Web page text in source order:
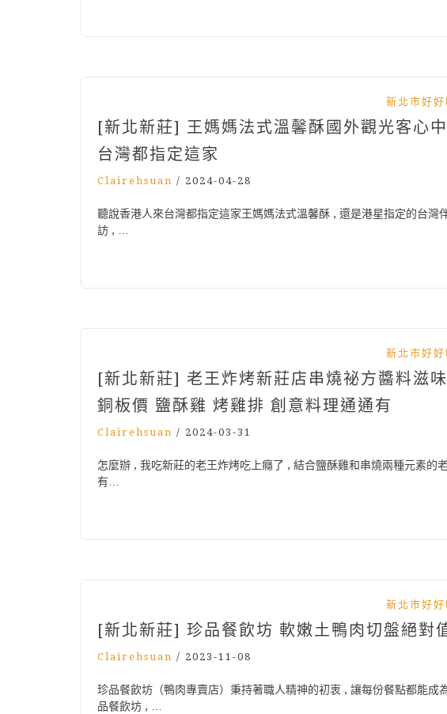
新北市好好
[新北新莊] 王媽媽法式溫馨酥國外觀光客心
台灣都指定這家
Clairehsuan / 2024-04-28
聽說香港人來台灣都指定這家王媽媽法式溫馨酥​ , 還是港星指定的台
訪 , …
新北市好好
[新北新莊] 老王炸烤新莊店串燒祕方醬料滋
銅板價 鹽酥雞 烤雞排 創意料理通通有
Clairehsuan / 2024-03-31
怎麼辦 , 我吃新莊的老王炸烤吃上癮了 , 結合鹽酥雞和串燒兩種元素的
有…
新北市好好
[新北新莊] 珍品餐飲坊 軟嫩土鴨肉切盤絕對
Clairehsuan / 2023-11-08
珍品餐飲坊（鴨肉專賣店）秉持著職人精神的初衷 , 讓每份餐點都能成
品餐飲坊 , …